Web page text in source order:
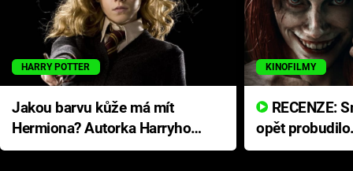
HARRY POTTER
Jakou barvu kůže má mít
Hermiona? Autorka Harryho
Pottera přišla s ráznou
KINOFILMY
opět
přichází s